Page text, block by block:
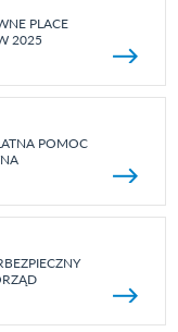
PLACE
2025
POMOC